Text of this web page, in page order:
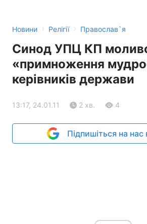
Новини › Релігії › Православ`я
Синод УПЦ КП
«примноження
керівників держави
13:17, 24.01.11 2 хв. 4
Підпишіться на нас